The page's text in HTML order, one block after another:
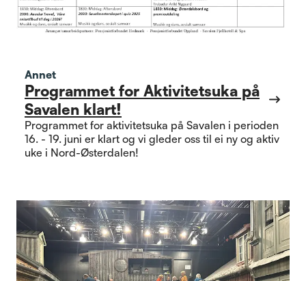
Annet
Programmet for Aktivitetsuka på
Savalen klart!
Programmet for aktivitetsuka på Savalen i perioden
16. - 19. juni er klart og vi gleder oss til ei ny og aktiv
uke i Nord-Østerdalen!